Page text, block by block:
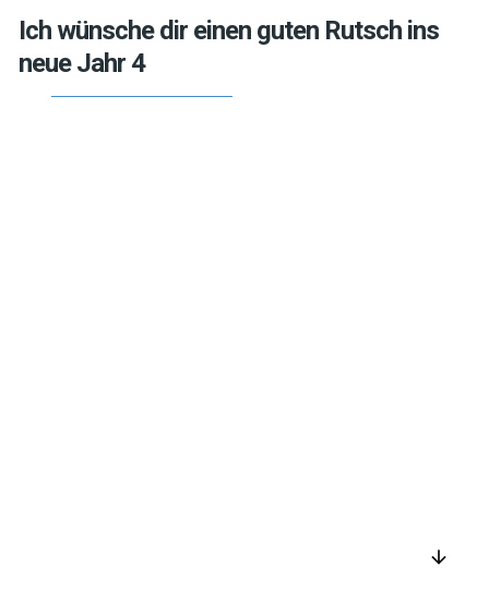
Ich wünsche dir einen guten Rutsch ins
neue Jahr 4
arrow_downward